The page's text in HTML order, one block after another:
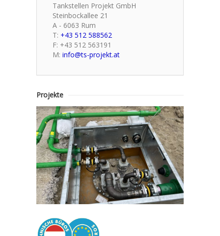
Tankstellen Projekt GmbH
Steinbockallee 21
A - 6063 Rum
T: +43 512 588562
F: +43 512 563191
M: info@ts-projekt.at
Projekte